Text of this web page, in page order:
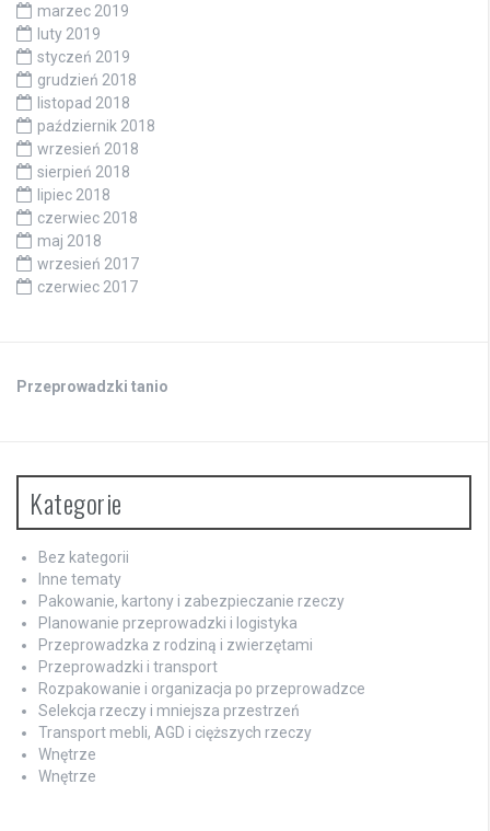
marzec 2019
luty 2019
styczeń 2019
grudzień 2018
listopad 2018
październik 2018
wrzesień 2018
sierpień 2018
lipiec 2018
czerwiec 2018
maj 2018
wrzesień 2017
czerwiec 2017
Przeprowadzki tanio
Kategorie
Bez kategorii
Inne tematy
Pakowanie, kartony i zabezpieczanie rzeczy
Planowanie przeprowadzki i logistyka
Przeprowadzka z rodziną i zwierzętami
Przeprowadzki i transport
Rozpakowanie i organizacja po przeprowadzce
Selekcja rzeczy i mniejsza przestrzeń
Transport mebli, AGD i cięższych rzeczy
Wnętrze
Wnętrze